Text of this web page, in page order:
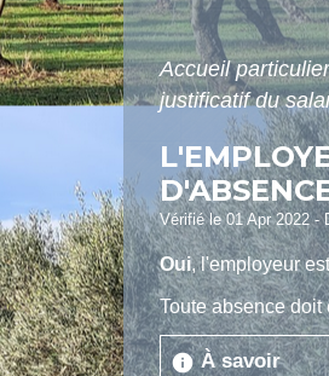
Accueil
justificatif du
Vérifié le 01 Apr 2022 -
Oui, l'employeur
Toute absence
infoÀ savoir